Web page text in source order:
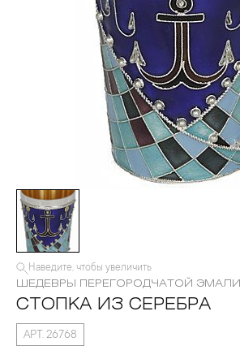
Наведите, чтобы увеличить
ШЕДЕВРЫ ПЕРЕГОРОДЧАТОЙ ЭМАЛИ
СТОПКА ИЗ СЕРЕБРА
АРТ. 26768